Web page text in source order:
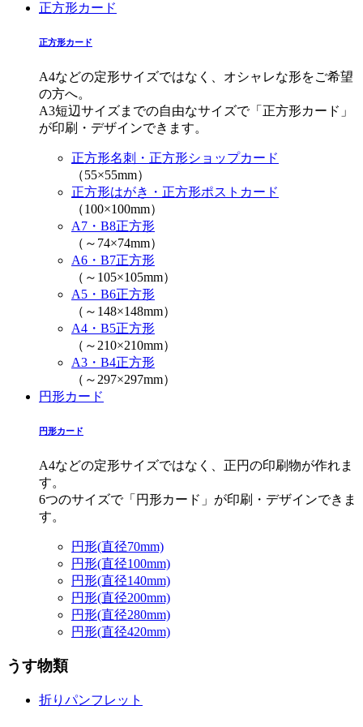
正方形カード
正方形カード
A4などの定形サイズではなく、オシャレな形をご希望
の方へ。
A3短辺サイズまでの自由なサイズで「正方形カード」
が印刷・デザインできます。
正方形名刺・正方形ショップカード
（55×55mm）
正方形はがき・正方形ポストカード
（100×100mm）
A7・B8正方形
（～74×74mm）
A6・B7正方形
（～105×105mm）
A5・B6正方形
（～148×148mm）
A4・B5正方形
（～210×210mm）
A3・B4正方形
（～297×297mm）
円形カード
円形カード
A4などの定形サイズではなく、正円の印刷物が作れま
す。
6つのサイズで「円形カード」が印刷・デザインできま
す。
円形(直径70mm)
円形(直径100mm)
円形(直径140mm)
円形(直径200mm)
円形(直径280mm)
円形(直径420mm)
うす物類
折りパンフレット